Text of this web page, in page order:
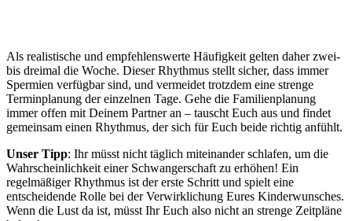
Als realistische und empfehlenswerte Häufigkeit gelten daher zwei-
bis dreimal die Woche. Dieser Rhythmus stellt sicher, dass immer
Spermien verfügbar sind, und vermeidet trotzdem eine strenge
Terminplanung der einzelnen Tage. Gehe die Familienplanung
immer offen mit Deinem Partner an – tauscht Euch aus und findet
gemeinsam einen Rhythmus, der sich für Euch beide richtig anfühlt.
Unser Tipp: Ihr müsst nicht täglich miteinander schlafen, um die
Wahrscheinlichkeit einer Schwangerschaft zu erhöhen! Ein
regelmäßiger Rhythmus ist der erste Schritt und spielt eine
entscheidende Rolle bei der Verwirklichung Eures Kinderwunsches.
Wenn die Lust da ist, müsst Ihr Euch also nicht an strenge Zeitpläne